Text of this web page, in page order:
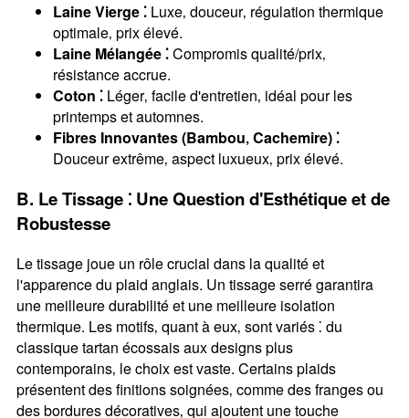
Laine Vierge ⁚Luxe‚ douceur‚ régulation thermique
optimale‚ prix élevé.
Laine Mélangée ⁚Compromis qualité/prix‚
résistance accrue.
Coton ⁚Léger‚ facile d'entretien‚ idéal pour les
printemps et automnes.
Fibres Innovantes (Bambou‚ Cachemire) ⁚
Douceur extrême‚ aspect luxueux‚ prix élevé.
B. Le Tissage ⁚ Une Question d'Esthétique et de
Robustesse
Le tissage joue un rôle crucial dans la qualité et
l'apparence du plaid anglais. Un tissage serré garantira
une meilleure durabilité et une meilleure isolation
thermique. Les motifs‚ quant à eux‚ sont variés ⁚ du
classique tartan écossais aux designs plus
contemporains‚ le choix est vaste. Certains plaids
présentent des finitions soignées‚ comme des franges ou
des bordures décoratives‚ qui ajoutent une touche